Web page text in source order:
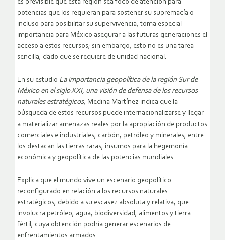
es previsible que esta región sea foco de atención para
potencias que los requieran para sostener su supremacía o
incluso para posibilitar su supervivencia, toma especial
importancia para México asegurar a las futuras generaciones el
acceso a estos recursos; sin embargo, esto no es una tarea
sencilla, dado que se requiere de unidad nacional.
En su estudio La importancia geopolítica de la región Sur de
México en el siglo XXI, una visión de defensa de los recursos
naturales estratégicos, Medina Martínez indica que la
búsqueda de estos recursos puede internacionalizarse y llegar
a materializar amenazas reales por la apropiación de productos
comerciales e industriales, carbón, petróleo y minerales, entre
los destacan las tierras raras, insumos para la hegemonía
económica y geopolítica de las potencias mundiales.
Explica que el mundo vive un escenario geopolítico
reconfigurado en relación a los recursos naturales
estratégicos, debido a su escasez absoluta y relativa, que
involucra petróleo, agua, biodiversidad, alimentos y tierra
fértil, cuya obtención podría generar escenarios de
enfrentamientos armados.